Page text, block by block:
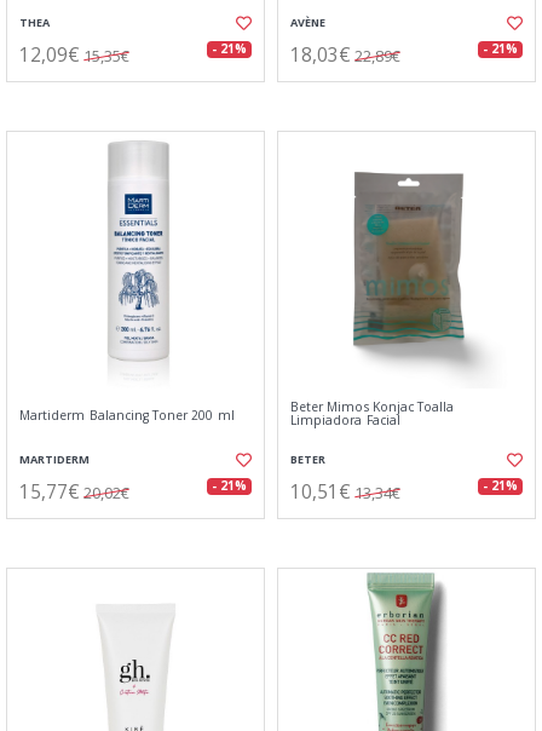
THEA
12,09€ 15,35€ - 21%
AVÈNE
18,03€ 22,89€ - 21%
Martiderm Balancing Toner 200 ml
MARTIDERM
15,77€ 20,02€ - 21%
Beter Mimos Konjac Toalla
Limpiadora Facial
BETER
10,51€ 13,34€ - 21%